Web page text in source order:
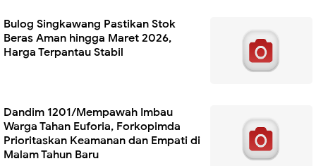
Bulog Singkawang Pastikan Stok
Beras Aman hingga Maret 2026,
Harga Terpantau Stabil
Dandim 1201/Mempawah Imbau
Warga Tahan Euforia, Forkopimda
Prioritaskan Keamanan dan Empati di
Malam Tahun Baru